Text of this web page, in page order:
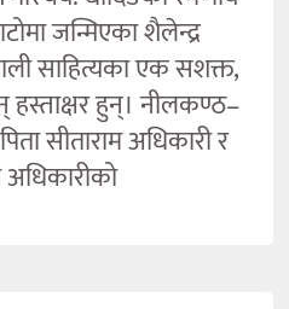
जन्मिएका शैलेन्द्र
साहित्यका एक सशक्त,
हस्ताक्षर हुन्। नीलकण्ठ–
सीताराम अधिकारी र
अधिकारीको